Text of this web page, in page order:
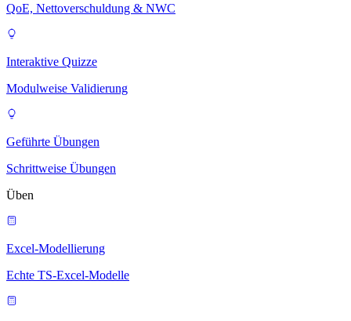
QoE, Nettoverschuldung & NWC
Interaktive Quizze
Modulweise Validierung
Geführte Übungen
Schrittweise Übungen
Üben
Excel-Modellierung
Echte TS-Excel-Modelle